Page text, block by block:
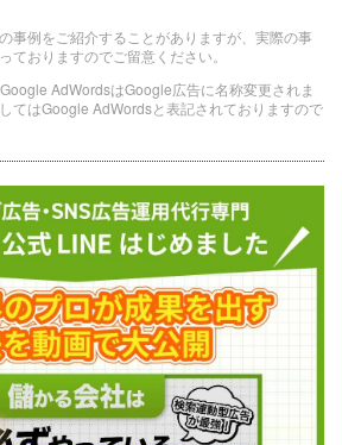
事例をご紹介することがありますが、実際の事
ておりますのでご留意ください。
AdWordsはGoogle広告に名称変更されま
てはGoogle AdWordsと表記されておりますので